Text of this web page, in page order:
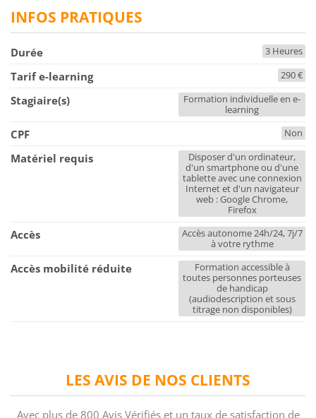
LES AVIS DE NOS CLIENTS
Avec plus de 800 Avis Vérifiés et un taux de satisfaction de
INFOS PRATIQUES
Durée 3 Heures
Tarif e-learning 290 €
Stagiaire(s)
Formation individuelle en e-
learning
CPF Non
Matériel requis
Disposer d'un ordinateur,
d'un smartphone ou d'une
tablette avec une connexion
Internet et d'un navigateur
web : Google Chrome,
Firefox
Accès
Accès autonome 24h/24, 7j/7
à votre rythme
Accès mobilité réduite
Formation accessible à
toutes personnes porteuses
de handicap
(audiodescription et sous
titrage non disponibles)